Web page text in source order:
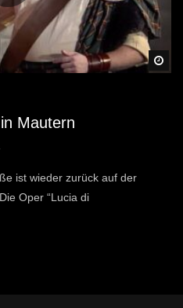
Mautern
ist wieder zurück auf der
Oper “Lucia di